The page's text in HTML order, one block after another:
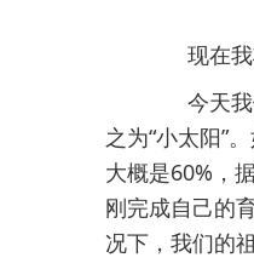
现在我
今天我
之为“小太阳”
大概是60%，
刚完成自己的
况下，我们的